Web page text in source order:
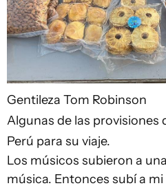
Gentileza Tom Robinson
Algunas de las provisiones
Perú para su viaje.
Los músicos subieron a
música. Entonces subí a